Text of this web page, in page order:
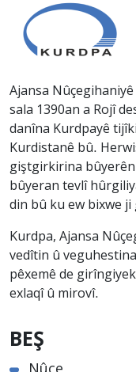
Ajansa
sala 1390an a Rojî
danîna Kurdpayê
Kurdistanê bû.
giştgirkirina
bûyeran tevlî
din bû ku ew bixwe
Kurdpa, Ajansa
vedîtin û
pêxemê de
exlaqî û mirovî.
BEŞ